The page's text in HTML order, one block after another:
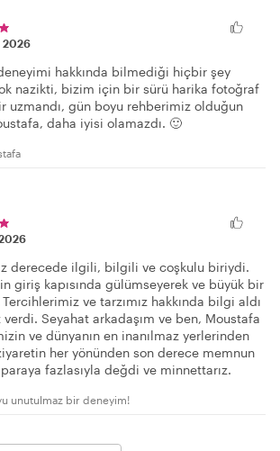
2026
hakkında bilmediği hiçbir şey
nazikti, bizim için bir sürü harika fotoğraf
uzmandı, gün boyu rehberimiz olduğun
daha iyisi olamazdı. 🙂
derecede ilgili, bilgili ve coşkulu biriydi.
giriş kapısında gülümseyerek ve büyük bir
ve tarzımız hakkında bilgi aldı
verdi. Seyahat arkadaşım ve ben, Moustafa
ve dünyanın en inanılmaz yerlerinden
her yönünden son derece memnun
fazlasıyla değdi ve minnettarız.
unutulmaz bir deneyim!